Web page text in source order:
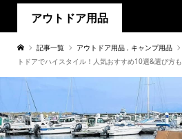
アウトドア用品
記事一覧 アウトドア用品 , キャンプ用品
トドアでハイスタイル！人気おすすめ10選&選び方も